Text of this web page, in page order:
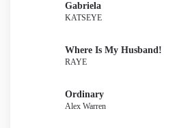
Gabriela
KATSEYE
Where Is My Husband!
RAYE
Ordinary
Alex Warren